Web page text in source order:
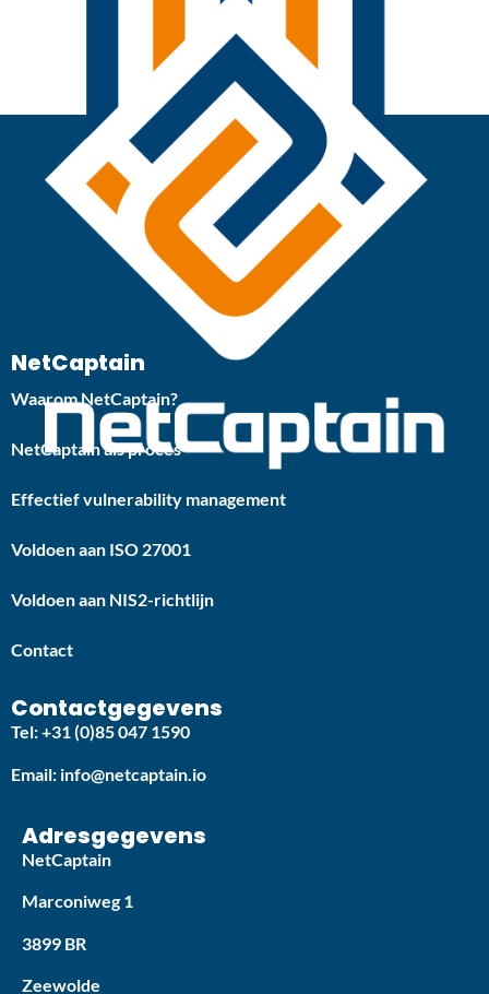
NetCaptain
Waarom NetCaptain?
NetCaptain als proces
Effectief vulnerability management
Voldoen aan ISO 27001
Voldoen aan NIS2-richtlijn
Contact
Contactgegevens
Tel: +31 (0)85 047 1590
Email: info@netcaptain.io
Adresgegevens
NetCaptain
Marconiweg 1
3899 BR
Zeewolde